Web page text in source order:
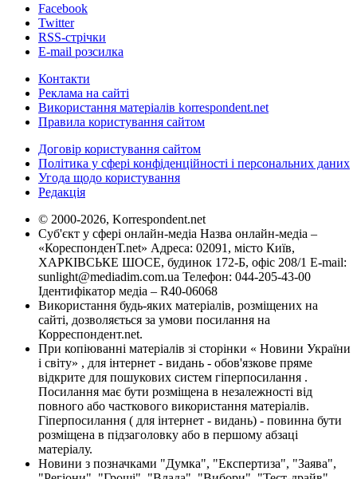
Facebook
Twitter
RSS-стрічки
E-mail розсилка
Контакти
Реклама на сайті
Використання матеріалів korrespondent.net
Правила користування сайтом
Договір користування сайтом
Політика у сфері конфіденційності і персональних даних
Угода щодо користування
Редакція
© 2000-2026, Korrespondent.net
Суб'єкт у сфері онлайн-медіа Назва онлайн-медіа –
«КореспонденТ.net» Адреса: 02091, місто Київ,
ХАРКІВСЬКЕ ШОСЕ, будинок 172-Б, офіс 208/1 E-mail:
sunlight@mediadim.com.ua Телефон: 044-205-43-00
Ідентифікатор медіа – R40-06068
Використання будь-яких матеріалів, розміщених на
сайті, дозволяється за умови посилання на
Корреспондент.net.
При копіюванні матеріалів зі сторінки « Новини України
і світу» , для інтернет - видань - обов'язкове пряме
відкрите для пошукових систем гіперпосилання .
Посилання має бути розміщена в незалежності від
повного або часткового використання матеріалів.
Гіперпосилання ( для інтернет - видань) - повинна бути
розміщена в підзаголовку або в першому абзаці
матеріалу.
Новини з позначками "Думка", "Експертиза", "Заява",